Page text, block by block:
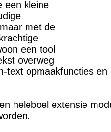
een kleine
met de
een tool
overweg
text opmaakfuncties en
heleboel extensie